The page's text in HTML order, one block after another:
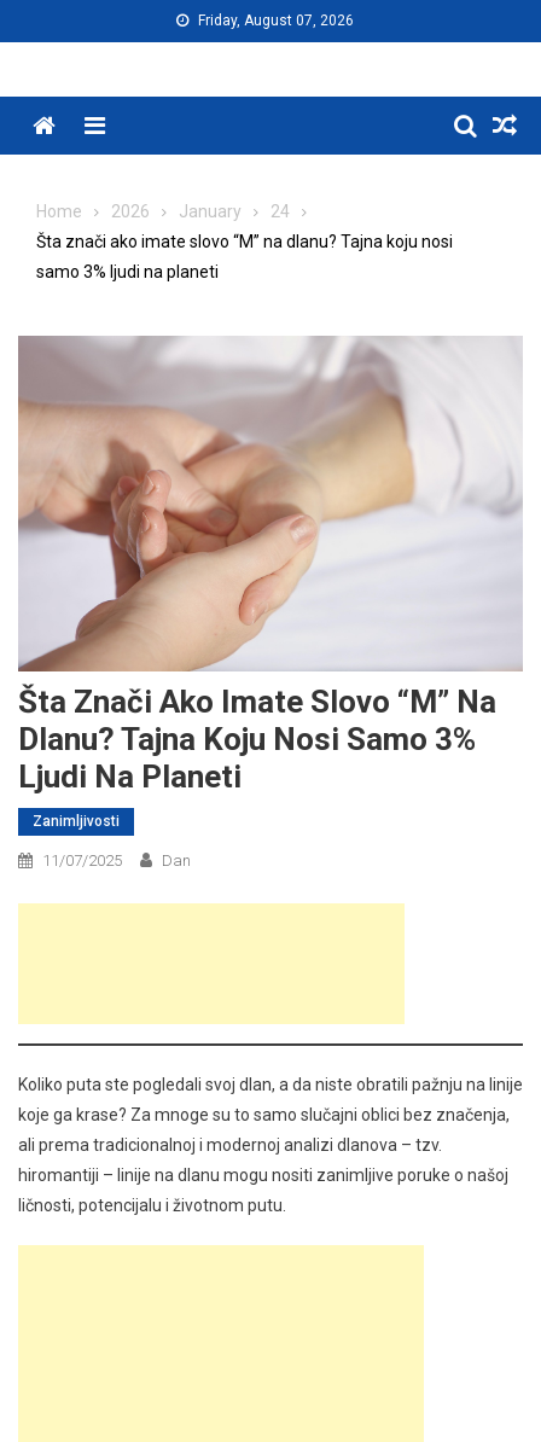
to
Friday, August 07, 2026
Menu
Home 2026 January
24
Šta znači ako imate slovo “M” na dlanu? Tajna koju nosi
samo 3% ljudi na planeti
Šta Znači Ako Imate Slovo “M” Na
Dlanu? Tajna Koju Nosi Samo 3%
Ljudi Na Planeti
Zanimljivosti
11/07/2025 Dan
Koliko puta ste pogledali svoj dlan, a da niste obratili pažnju na linije
koje ga krase? Za mnoge su to samo slučajni oblici bez značenja,
ali prema tradicionalnoj i modernoj analizi dlanova – tzv.
hiromantiji – linije na dlanu mogu nositi zanimljive poruke o našoj
ličnosti, potencijalu i životnom putu.